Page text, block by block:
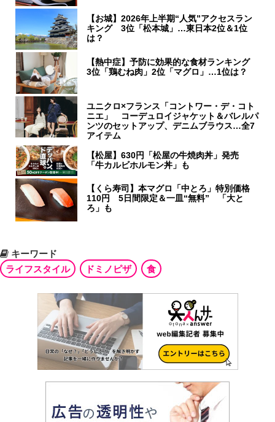
【お城】2026年上半期“人気”アクセスラン
キング 3位「松本城」…東日本2位＆1位
は？
【熱中症】予防に効果的な食材ランキング
3位「鶏むね肉」2位「マグロ」…1位は？
ユニクロ×フランス「コントワー・デ・コト
ニエ」 コーデュロイジャケット＆バレルパ
ンツのセットアップ、デニムブラウス…全7
アイテム
【松屋】630円「松屋の牛焼肉丼」発売
「牛カルビホルモン丼」も
【くら寿司】本マグロ「中とろ」特別価格
110円 5日間限定＆一皿“無料” 「大と
ろ」も
キーワード
ライフスタイル
ドミノピザ 食